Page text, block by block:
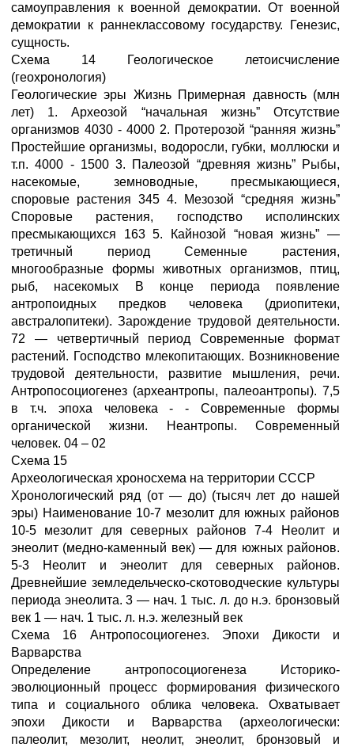
самоуправления к военной демократии. От военной
демократии к раннеклассовому государству. Генезис,
сущность.
Схема 14 Геологическое летоисчисление
(геохронология)
Геологические эры Жизнь Примерная давность (млн
лет) 1. Археозой “начальная жизнь” Отсутствие
организмов 4030 - 4000 2. Протерозой “ранняя жизнь”
Простейшие организмы, водоросли, губки, моллюски и
т.п. 4000 - 1500 3. Палеозой “древняя жизнь” Рыбы,
насекомые, земноводные, пресмыкающиеся,
споровые растения 345 4. Мезозой “средняя жизнь”
Споровые растения, господство исполинских
пресмыкающихся 163 5. Кайнозой “новая жизнь” —
третичный период Семенные растения,
многообразные формы животных организмов, птиц,
рыб, насекомых В конце периода появление
антропоидных предков человека (дриопитеки,
австралопитеки). Зарождение трудовой деятельности.
72 — четвертичный период Современные формат
растений. Господство млекопитающих. Возникновение
трудовой деятельности, развитие мышления, речи.
Антропосоциогенез (археантропы, палеоантропы). 7,5
в т.ч. эпоха человека - - Современные формы
органической жизни. Неантропы. Современный
человек. 04 – 02
Схема 15
Археологическая хроносхема на территории СССР
Хронологический ряд (от — до) (тысяч лет до нашей
эры) Наименование 10-7 мезолит для южных районов
10-5 мезолит для северных районов 7-4 Неолит и
энеолит (медно-каменный век) — для южных районов.
5-3 Неолит и энеолит для северных районов.
Древнейшие земледельческо-скотоводческие культуры
периода энеолита. 3 — нач. 1 тыс. л. до н.э. бронзовый
век 1 — нач. 1 тыс. л. н.э. железный век
Схема 16 Антропосоциогенез. Эпохи Дикости и
Варварства
Определение антропосоциогенеза Историко-
эволюционный процесс формирования физического
типа и социального облика человека. Охватывает
эпохи Дикости и Варварства (археологически:
палеолит, мезолит, неолит, энеолит, бронзовый и